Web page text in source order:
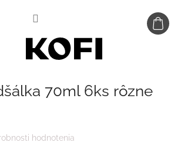
70ml 6ks rôzne
hodnotenia